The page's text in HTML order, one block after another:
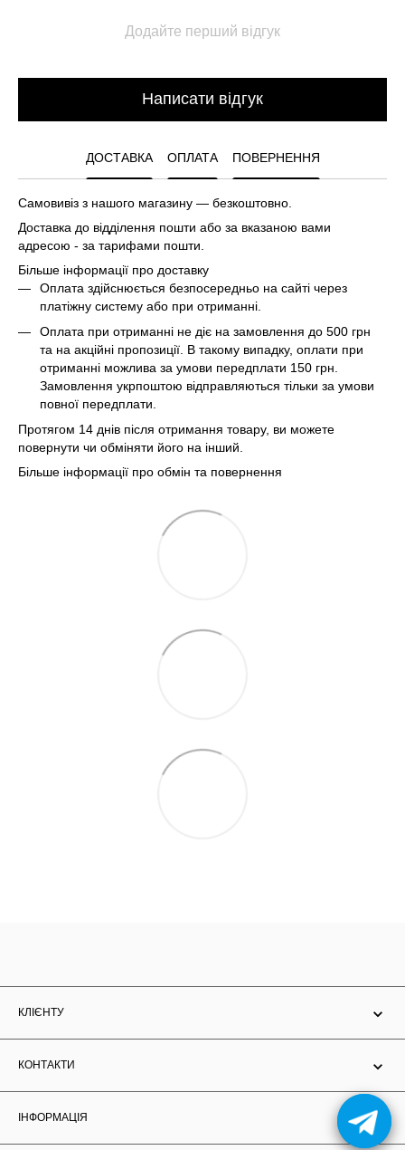
Додайте перший відгук
Написати відгук
ДОСТАВКА ОПЛАТА ПОВЕРНЕННЯ
Самовивіз з нашого магазину — безкоштовно.
Доставка до відділення пошти або за вказаною вами
адресою - за тарифами пошти.
Більше інформації про доставку
Оплата здійснюється безпосередньо на сайті через
платіжну систему або при отриманні.
Оплата при отриманні не діє на замовлення до 500 грн
та на акційні пропозиції. В такому випадку, оплати при
отриманні можлива за умови передплати 150 грн.
Замовлення укрпоштою відправляються тільки за умови
повної передплати.
Протягом 14 днів після отримання товару, ви можете
повернути чи обміняти його на інший.
Більше інформації про обмін та повернення
КЛІЄНТУ
КОНТАКТИ
ІНФОРМАЦІЯ